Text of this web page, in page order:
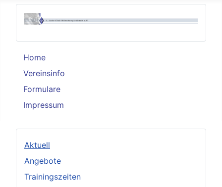
Home
Vereinsinfo
Formulare
Impressum
Aktuell
Angebote
Trainingszeiten